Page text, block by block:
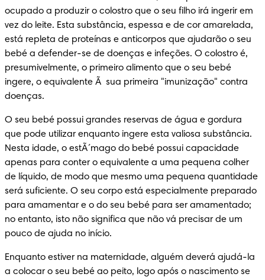
ocupado a produzir o colostro que o seu filho irá ingerir em
vez do leite. Esta substância, espessa e de cor amarelada,
está repleta de proteínas e anticorpos que ajudarão o seu
bebé a defender-se de doenças e infeções. O colostro é,
presumivelmente, o primeiro alimento que o seu bebé
ingere, o equivalente Ã  sua primeira "imunização" contra
doenças.
O seu bebé possui grandes reservas de água e gordura
que pode utilizar enquanto ingere esta valiosa substância.
Nesta idade, o estÃ´mago do bebé possui capacidade
apenas para conter o equivalente a uma pequena colher
de líquido, de modo que mesmo uma pequena quantidade
será suficiente. O seu corpo está especialmente preparado
para amamentar e o do seu bebé para ser amamentado;
no entanto, isto não significa que não vá precisar de um
pouco de ajuda no início.
Enquanto estiver na maternidade, alguém deverá ajudá-la
a colocar o seu bebé ao peito, logo após o nascimento se